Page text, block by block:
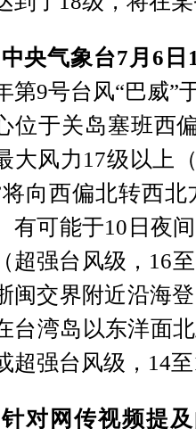
中央气象台7月6
第9号台风“巴威”
位于关岛塞班西
大风力17级以上
将向西偏北转西
有可能于10日夜
超强台风级，16
闽交界附近沿海
台湾岛以东洋面
超强台风级，14
针对网传视频提